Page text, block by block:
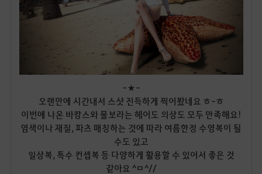
-★-
오랜만에 시간내서 스샷 진득하게 찍어봤네요 ㅎ-ㅎ
이번에 나온 바캉스와 물보라는 헤어도 의상도 모두 만족해요!
염색이나 재질, 파츠 매칭하는 것에 따라 여름한정 수영복이 될
수도 있고
일상복, 특수 컨셉복 등 다양하게 활용할 수 있어서 좋은 것
같아요 ^ㅁ^//